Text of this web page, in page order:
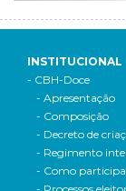
INSTITUCIONAL
- CBH-Doce
- Apresentação
- Composição
- Decreto de
- Regimento
- Como